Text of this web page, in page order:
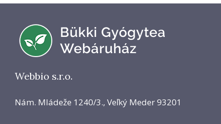
Webbio s.r.o.
Nám. Mládeže 1240/3., Veľký Meder 93201